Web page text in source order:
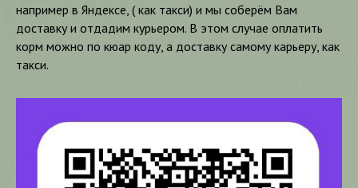
например в Яндексе, ( как такси) и мы соберём Вам
доставку и отдадим курьером. В этом случае оплатить
корм можно по кюар коду, а доставку самому карьеру, как
такси.